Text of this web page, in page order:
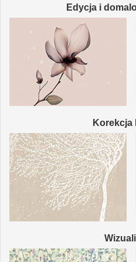
Edycja i
Korekcja